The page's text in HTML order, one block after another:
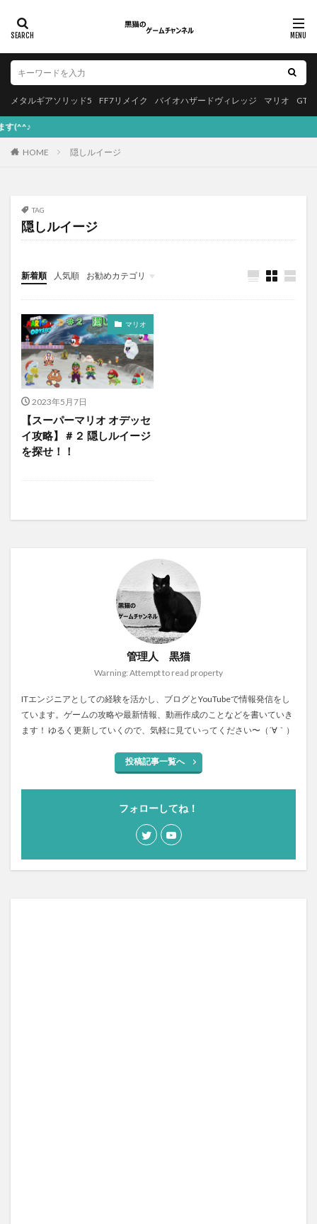
メタルギアソリッド5 FF7リメイク バイオハザードヴィレッジ マリオ GTA
HOME 隠しルイージ
TAG
隠しルイージ
新着順 人気順 お勧めカテゴリ
Apple
本・漫画
プログラミング
バイオハザード
スクエニ
アプリゲーム
YouTube
お知らせ
PS5
PS4
NintendoSwitch
音楽
マリオ
2023年5月7日
【スーパーマリオ オデッセ
イ攻略】＃２ 隠しルイージ
を探せ！！
管理人 黒猫
Warning: Attempt to read property
ITエンジニアとしての経験を活かし、ブログとYouTubeで情報発信をし
ています。ゲームの攻略や最新情報、動画作成のことなどを書いていき
ます！ ゆるく更新していくので、気軽に見ていってください〜（´∀｀）
投稿記事一覧へ
フォローしてね！